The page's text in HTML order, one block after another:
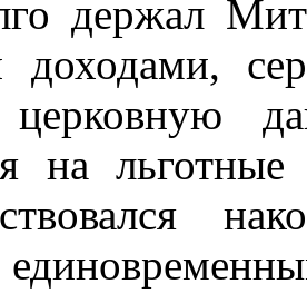
держал
доходами,
церковную
на